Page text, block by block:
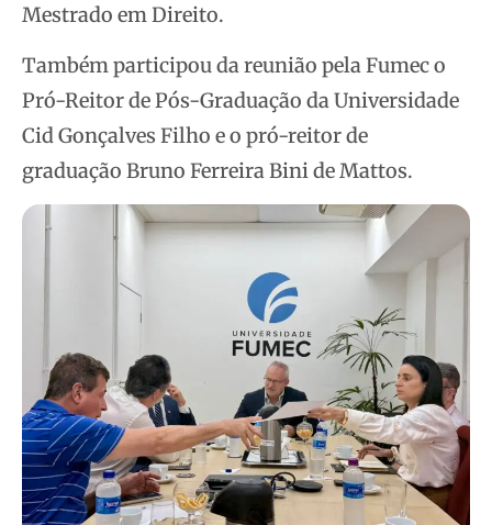
Mestrado em Direito.
Também participou da reunião pela Fumec o
Pró-Reitor de Pós-Graduação da Universidade
Cid Gonçalves Filho e o pró-reitor de
graduação Bruno Ferreira Bini de Mattos.